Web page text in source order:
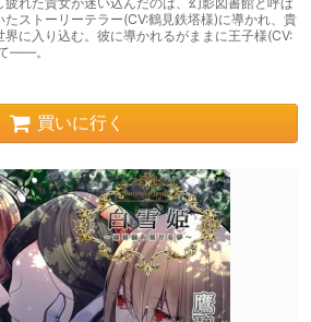
ストーリーテラー(CV:鶴見鉄塔様)に導かれ、貴
に入り込む。彼に導かれるがままに王子様(CV:
――。
買いに行く